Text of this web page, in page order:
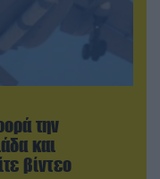
την
και
βίντεο